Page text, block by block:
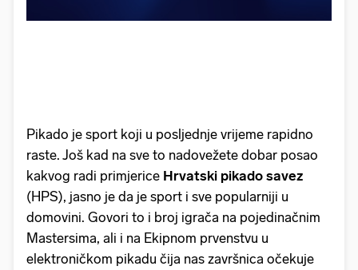
Pikado je sport koji u posljednje vrijeme rapidno
raste. Još kad na sve to nadovežete dobar posao
kakvog radi primjerice Hrvatski pikado savez
(HPS), jasno je da je sport i sve popularniji u
domovini. Govori to i broj igrača na pojedinačnim
Mastersima, ali i na Ekipnom prvenstvu u
elektroničkom pikadu čija nas završnica očekuje